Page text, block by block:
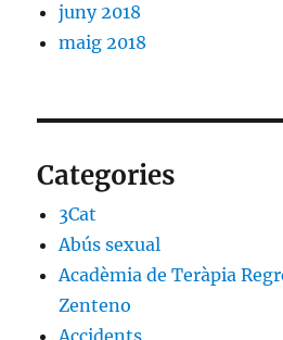
juny 2018
maig 2018
Categories
3Cat
Abús sexual
Acadèmia de Teràpia
Zenteno